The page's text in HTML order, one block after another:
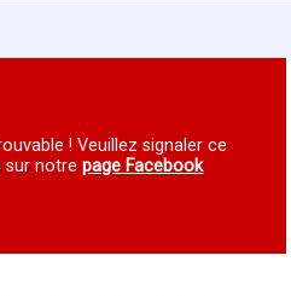
! Veuillez signaler ce
sur notrepage Facebook